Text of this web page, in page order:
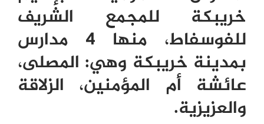
خريبكة للمجمع الشريف
للفوسفاط، منها 4 مدارس
بمدينة خريبكة وهي: المصلى،
عائشة أم المؤمنين، الزلاقة
والعزيزية.